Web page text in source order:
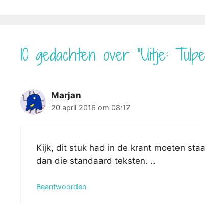
10 gedachten over “Uitje:
Marjan
20 april 2016 om 08:17
Kijk, dit stuk had in de krant moeten
dan die standaard teksten. ..
Beantwoorden